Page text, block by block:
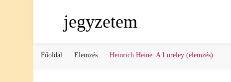
jegyzetem
Főoldal Elemzés Heinrich Heine: A Loreley (elemzés)